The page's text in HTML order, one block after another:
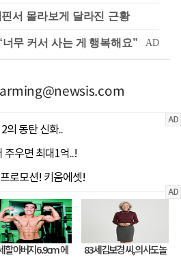
서 몰라보게 달라진 근황